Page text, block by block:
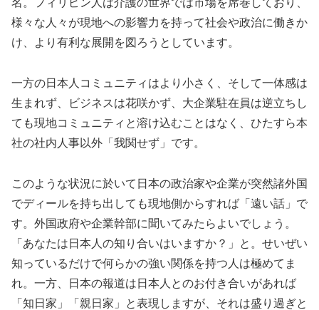
名。フィリピン人は介護の世界では市場を席巻しており、
様々な人々が現地への影響力を持って社会や政治に働きか
け、より有利な展開を図ろうとしています。
一方の日本人コミュニティはより小さく、そして一体感は
生まれず、ビジネスは花咲かず、大企業駐在員は逆立ちし
ても現地コミュニティと溶け込むことはなく、ひたすら本
社の社内人事以外「我関せず」です。
このような状況に於いて日本の政治家や企業が突然諸外国
でディールを持ち出しても現地側からすれば「遠い話」で
す。外国政府や企業幹部に聞いてみたらよいでしょう。
「あなたは日本人の知り合いはいますか？」と。せいぜい
知っているだけで何らかの強い関係を持つ人は極めてま
れ。一方、日本の報道は日本人とのお付き合いがあれば
「知日家」「親日家」と表現しますが、それは盛り過ぎと